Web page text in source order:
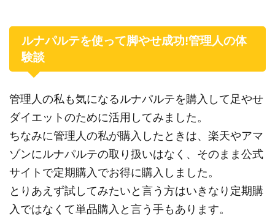
ルナパルテを使って脚やせ成功!管理人の体
験談
管理人の私も気になるルナパルテを購入して足やせ
ダイエットのために活用してみました。
ちなみに管理人の私が購入したときは、楽天やアマ
ゾンにルナパルテの取り扱いはなく、そのまま公式
サイトで定期購入でお得に購入しました。
とりあえず試してみたいと言う方はいきなり定期購
入ではなくて単品購入と言う手もあります。